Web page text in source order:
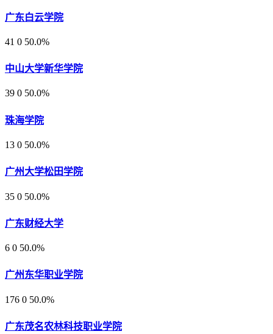
广东白云学院
41 0 50.0%
中山大学新华学院
39 0 50.0%
珠海学院
13 0 50.0%
广州大学松田学院
35 0 50.0%
广东财经大学
6 0 50.0%
广州东华职业学院
176 0 50.0%
广东茂名农林科技职业学院